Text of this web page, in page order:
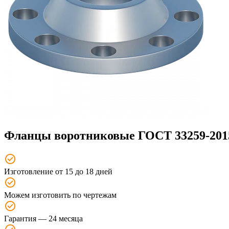
Фланцы воротниковые ГОСТ 33259-
Изготовление от 15 до 18 дней
Можем изготовить по чертежам
Гарантия — 24 месяца